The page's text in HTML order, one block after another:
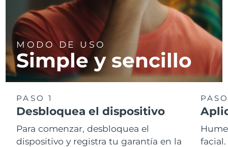
MODO DE USO
Simple y sencillo
PASO 1
Desbloquea el dispositivo
Para comenzar, desbloquea el
dispositivo y registra tu garantía en la